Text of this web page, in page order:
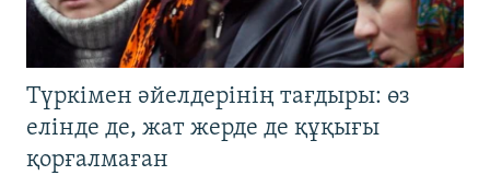
Түркімен әйелдерінің тағдыры: өз
елінде де, жат жерде де құқығы
қорғалмаған